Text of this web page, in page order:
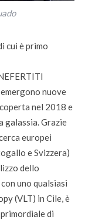
cui è primo
nuove
nel 2018 e
galassia. Grazie
europei
e Svizzera)
dello
uno qualsiasi
(VLT) in Cile, è
di